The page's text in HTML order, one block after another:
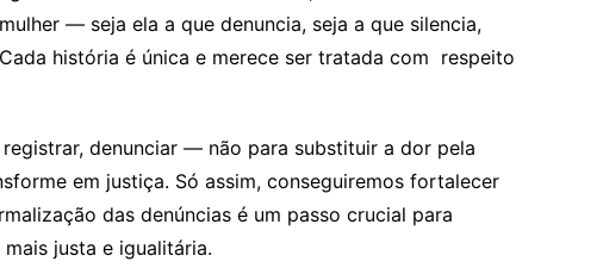
— seja ela a que denuncia, seja a que silencia,
história é única e merece ser tratada com respeito
denunciar — não para substituir a dor pela
em justiça. Só assim, conseguiremos fortalecer
das denúncias é um passo crucial para
justa e igualitária.